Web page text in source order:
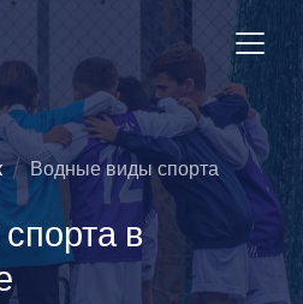
Водные виды спорта
в